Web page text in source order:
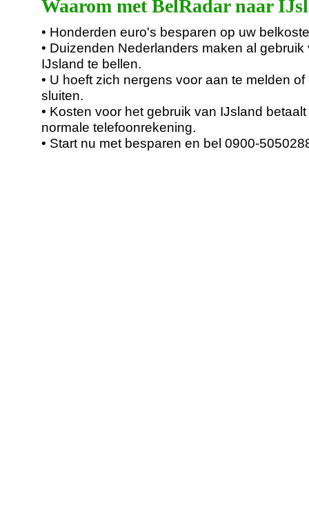
Waarom met BelRadar naar
• Honderden euro's besparen op uw
• Duizenden Nederlanders maken al
IJsland te bellen.
• U hoeft zich nergens voor aan te melden
sluiten.
• Kosten voor het gebruik van IJsland
normale telefoonrekening.
• Start nu met besparen en bel 0900-